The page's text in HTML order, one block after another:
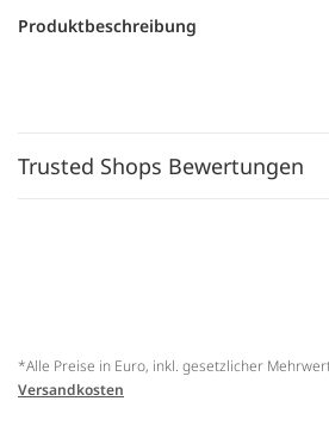
Produktbeschreibung
Trusted Shops Bewertungen
*Alle Preise in Euro, inkl. gesetzlicher
Versandkosten